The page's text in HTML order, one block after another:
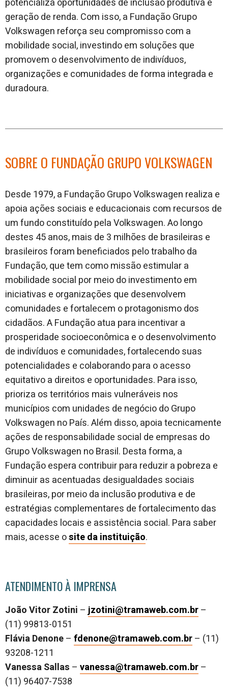
potencializa oportunidades de inclusão produtiva e
geração de renda. Com isso, a Fundação Grupo
Volkswagen reforça seu compromisso com a
mobilidade social, investindo em soluções que
promovem o desenvolvimento de indivíduos,
organizações e comunidades de forma integrada e
duradoura.
SOBRE O FUNDAÇÃO GRUPO VOLKSWAGEN
Desde 1979, a Fundação Grupo Volkswagen realiza e
apoia ações sociais e educacionais com recursos de
um fundo constituído pela Volkswagen. Ao longo
destes 45 anos, mais de 3 milhões de brasileiras e
brasileiros foram beneficiados pelo trabalho da
Fundação, que tem como missão estimular a
mobilidade social por meio do investimento em
iniciativas e organizações que desenvolvem
comunidades e fortalecem o protagonismo dos
cidadãos. A Fundação atua para incentivar a
prosperidade socioeconômica e o desenvolvimento
de indivíduos e comunidades, fortalecendo suas
potencialidades e colaborando para o acesso
equitativo a direitos e oportunidades. Para isso,
prioriza os territórios mais vulneráveis nos
municípios com unidades de negócio do Grupo
Volkswagen no País. Além disso, apoia tecnicamente
ações de responsabilidade social de empresas do
Grupo Volkswagen no Brasil. Desta forma, a
Fundação espera contribuir para reduzir a pobreza e
diminuir as acentuadas desigualdades sociais
brasileiras, por meio da inclusão produtiva e de
estratégias complementares de fortalecimento das
capacidades locais e assistência social. Para saber
mais, acesse osite da instituição.
ATENDIMENTO À IMPRENSA
João Vitor Zotini –jzotini@tramaweb.com.br–
(11) 99813-0151
Flávia Denone– fdenone@tramaweb.com.br– (11)
93208-1211
Vanessa Sallas – vanessa@tramaweb.com.br–
(11) 96407-7538